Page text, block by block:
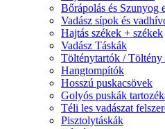
Bőrápolás és Szunyog
Vadász sípok és
Hajtás székek + székek
Vadász Táskák
Tölténytartók / Töltény
Hangtompítók
Hosszú puskacsövek
Golyós puskák
Téli les vadászat
Pisztolytáskák